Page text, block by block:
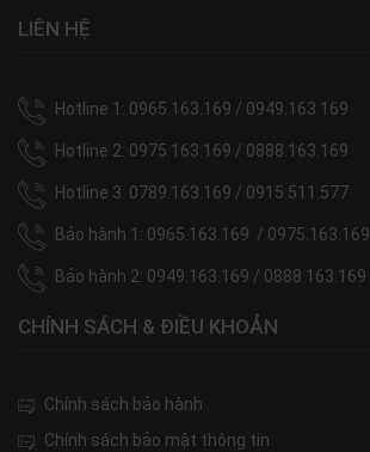
LIÊN HỆ
Hotline 1: 0965.163.169 / 0949.163.169
Hotline 2: 0975.163.169 / 0888.163.169
Hotline 3: 0789.163.169 / 0915.511.577
Bảo hành 1: 0965.163.169 / 0975.163.169
Bảo hành 2: 0949.163.169 / 0888.163.169
CHÍNH SÁCH & ĐIỀU KHOẢN
Chính sách bảo hành
Chính sách bảo mật thông tin